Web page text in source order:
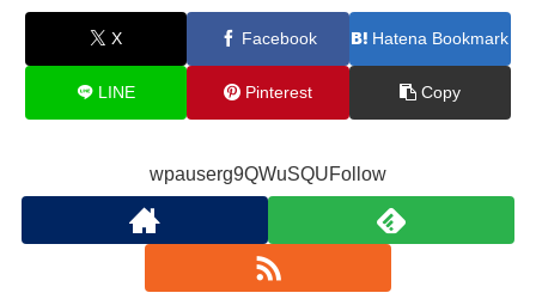
X Facebook Hatena Bookmark
LINE Pinterest Copy
wpauserg9QWuSQUFollow